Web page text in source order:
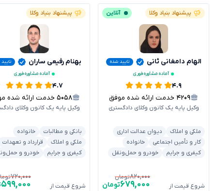
پیشنهاد بنیاد وکلا آنلاین
الهام دامغانی ثانی
تایید شده
آماده مشاوره فوری
۴.۹
۴۲۰۹ خدمت ارائه شده موفق
وکیل پایه یک کانون وکلای دادگستری
ملکی و املاک
دیوان عدالت اداری
کار و تأمین اجتماعی
خانواده
کیفری و جرایم
خودرو و حمل‌ونقل
شروع قیمت از
۸۲۰,۰۰۰تومان
۶۷۹,۰۰۰تومان
پیشنهاد بنیاد وکلا
بهنام رفیعی ساران
آماده مشاوره فوری
۴.۷
۵۰۵۸ خدمت ارائه شده موفق
وکیل پایه یک کانون وکلای
بانکی و مطالبات
خانواده
ملکی و املاک
قرارداد و تعهدات
کیفری و جرایم
خودرو و
شروع قیمت از
۷۲۰,۰۰۰
۵۹۹,۰۰۰